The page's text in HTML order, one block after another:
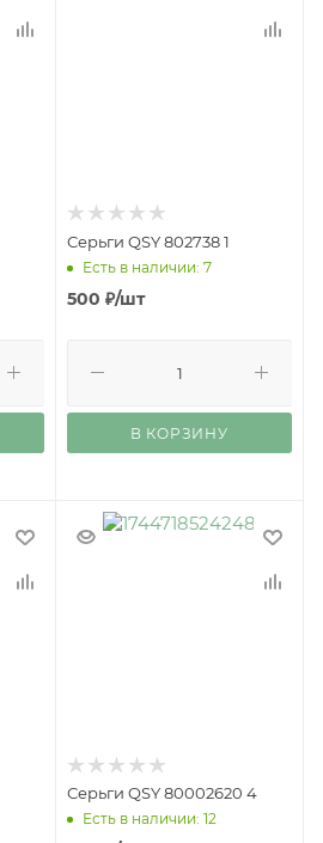
Серьги QSY 802738 1
Есть в наличии: 7
500 ₽/шт
В КОРЗИНУ
Серьги QSY 80002620 4
Есть в наличии: 12